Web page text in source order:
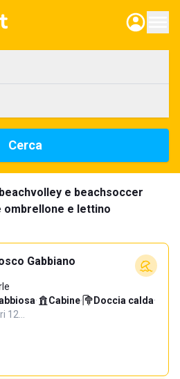
Cerca
e beachsoccer
ombrellone e lettino
Gabbiano
· Cabine· Doccia calda·
12…